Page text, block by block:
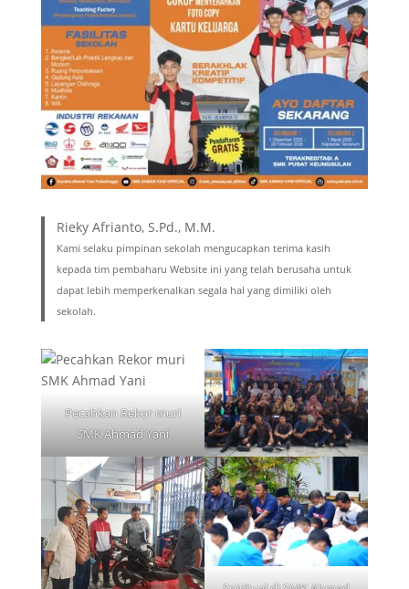
Rieky Afrianto, S.Pd., M.M.
Kami selaku pimpinan sekolah mengucapkan terima kasih
kepada tim pembaharu Website ini yang telah berusaha untuk
dapat lebih memperkenalkan segala hal yang dimiliki oleh
sekolah.
Pecahkan Rekor muri
SMK Ahmad Yani